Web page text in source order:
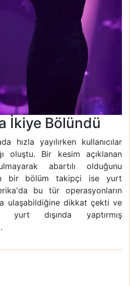
İkiye Bölündü
hızla yayılırken kullanıcılar
oluştu. Bir kesim açıklanan
abartılı olduğunu
bir bölüm takipçi ise yurt
bu tür operasyonların
ulaşabildiğine dikkat çekti ve
yurt dışında yaptırmış